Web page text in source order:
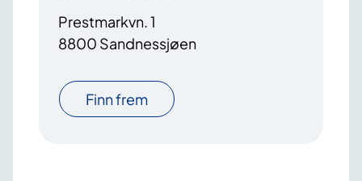
Prestmarkvn. 1
8800 Sandnessjøen
Finn frem